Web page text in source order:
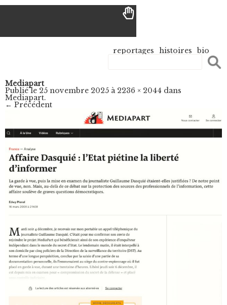
reportages histoires bio
Mediapart
Publié le 25 novembre 2025 à 2236 × 2044 dans
Mediapart.
← Précédent